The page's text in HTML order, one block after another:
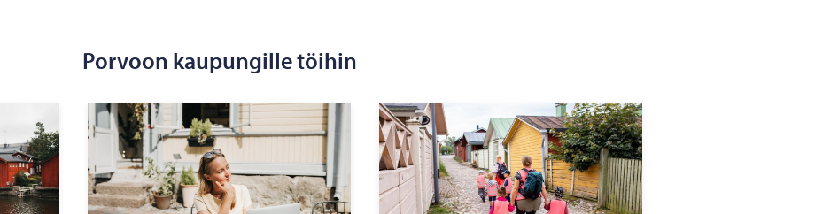
Porvoon kaupungille töihin